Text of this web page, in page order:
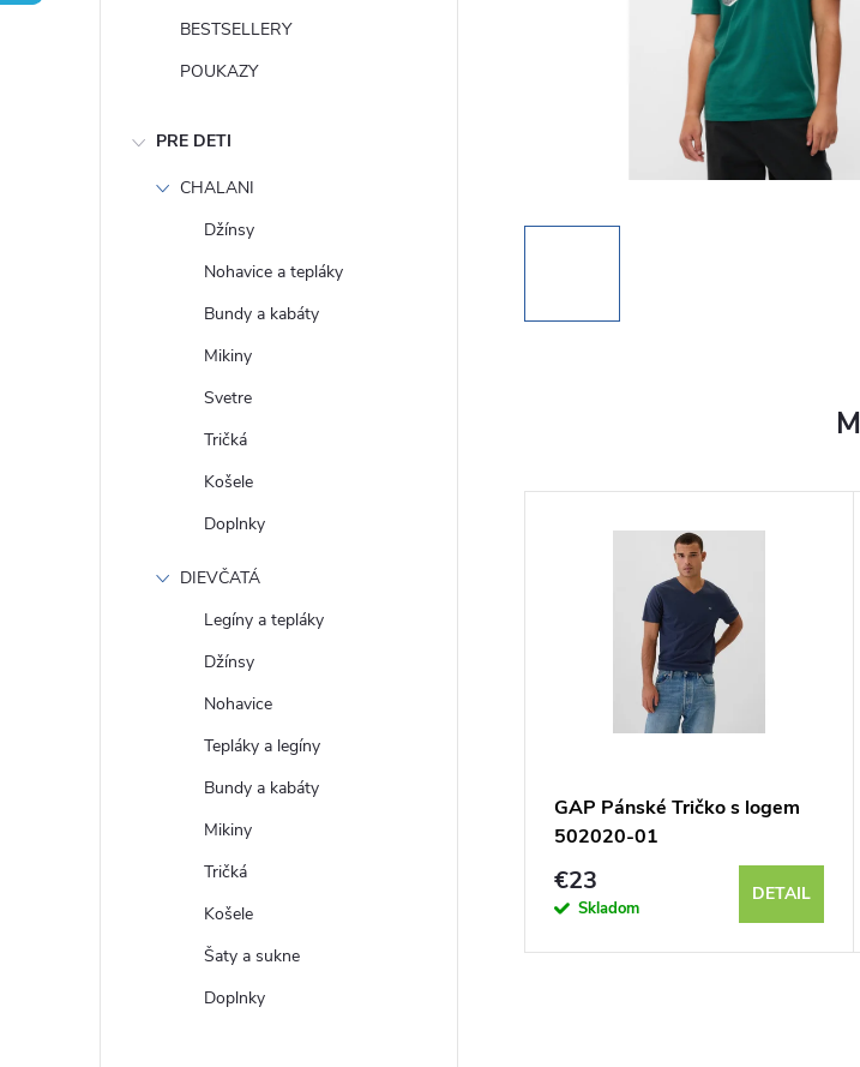
BESTSELLERY
POUKAZY
PRE DETI
CHALANI
Džínsy
Nohavice a tepláky
Bundy a kabáty
Mikiny
Svetre
Tričká
Košele
Doplnky
DIEVČATÁ
Legíny a tepláky
Džínsy
Nohavice
Tepláky a legíny
Bundy a kabáty
Mikiny
Tričká
Košele
Šaty a sukne
Doplnky
502020-00
€23
Skladom
GAP Pánské Tričko s logem
502020-01
€23
Skladom
DETAIL